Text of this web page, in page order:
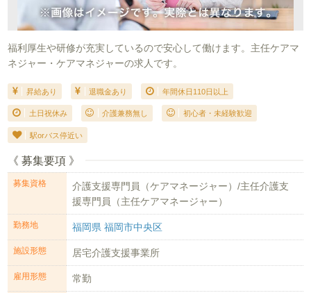
福利厚生や研修が充実しているので安心して働けます。主任ケアマ
ネジャー・ケアマネジャーの求人です。
昇給あり 退職金あり 年間休日110日以上
土日祝休み 介護兼務無し 初心者・未経験歓迎
駅orバス停近い
《 募集要項 》
募集資格
介護支援専門員（ケアマネージャー）/主任介護支
援専門員（主任ケアマネージャー）
勤務地 福岡県 福岡市中央区
施設形態 居宅介護支援事業所
雇用形態 常勤